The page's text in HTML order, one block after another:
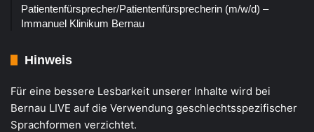
Patientenfürsprecher/Patientenfürsprecherin (m/w/d) –
Immanuel Klinikum Bernau
Hinweis
Für eine bessere Lesbarkeit unserer Inhalte wird bei
Bernau LIVE auf die Verwendung geschlechtsspezifischer
Sprachformen verzichtet.